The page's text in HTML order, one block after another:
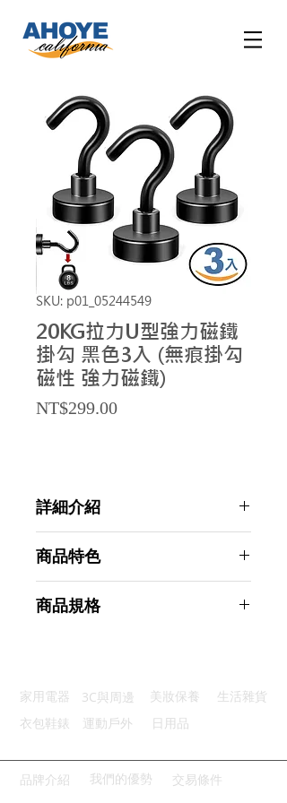
SKU: p01_05244549
20KG拉力U型強力磁鐵
掛勾 黑色3入 (無痕掛勾
磁性 強力磁鐵)
NT$299.00Price
詳細介紹
商品特色
多層防護：表面防鏽耐用長效保護
商品規格
主要材質：釹鐵硼
商品尺寸：6*2.2*2.2cm
產地名稱：中國大陸
代理商：亞桓有限公司
家用電器 3C與周邊 美妝保養
生活雜貨
衣包鞋錶
運動戶外 日用品
品牌介紹 我們的優勢 交易條件